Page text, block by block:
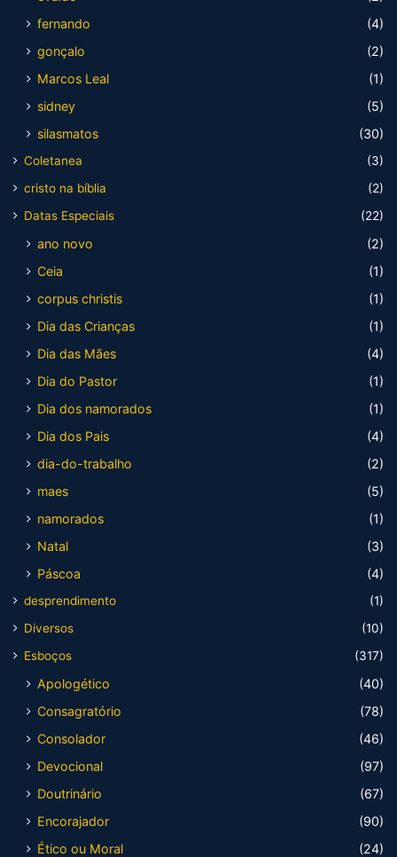
fernando
(4)
gonçalo
(2)
Marcos Leal
(1)
sidney
(5)
silasmatos
(30)
Coletanea
(3)
cristo na bíblia
(2)
Datas Especiais
(22)
ano novo
(2)
Ceia
(1)
corpus christis
(1)
Dia das Crianças
(1)
Dia das Mães
(4)
Dia do Pastor
(1)
Dia dos namorados
(1)
Dia dos Pais
(4)
dia-do-trabalho
(2)
maes
(5)
namorados
(1)
Natal
(3)
Páscoa
(4)
desprendimento
(1)
Diversos
(10)
Esboços
(317)
Apologético
(40)
Consagratório
(78)
Consolador
(46)
Devocional
(97)
Doutrinário
(67)
Encorajador
(90)
Ético ou Moral
(24)